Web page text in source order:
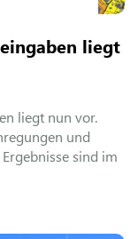
liegt
liegt nun vor.
und
sind im